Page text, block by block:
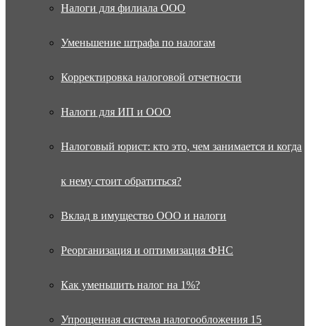
Налоги для филиала ООО
Уменьшение штрафа по налогам
Корректировка налоговой отчетности
Налоги для ИП и ООО
Налоговый юрист: кто это, чем занимается и когда
к нему стоит обратиться?
Вклад в имущество ООО и налоги
Реорганизация и оптимизация ФНС
Как уменьшить налог на 1%?
Упрощенная система налогообложения 15